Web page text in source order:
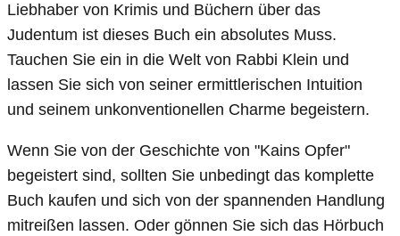
Liebhaber von Krimis und Büchern über das
Judentum ist dieses Buch ein absolutes Muss.
Tauchen Sie ein in die Welt von Rabbi Klein und
lassen Sie sich von seiner ermittlerischen Intuition
und seinem unkonventionellen Charme begeistern.
Wenn Sie von der Geschichte von "Kains Opfer"
begeistert sind, sollten Sie unbedingt das komplette
Buch kaufen und sich von der spannenden Handlung
mitreißen lassen. Oder gönnen Sie sich das Hörbuch